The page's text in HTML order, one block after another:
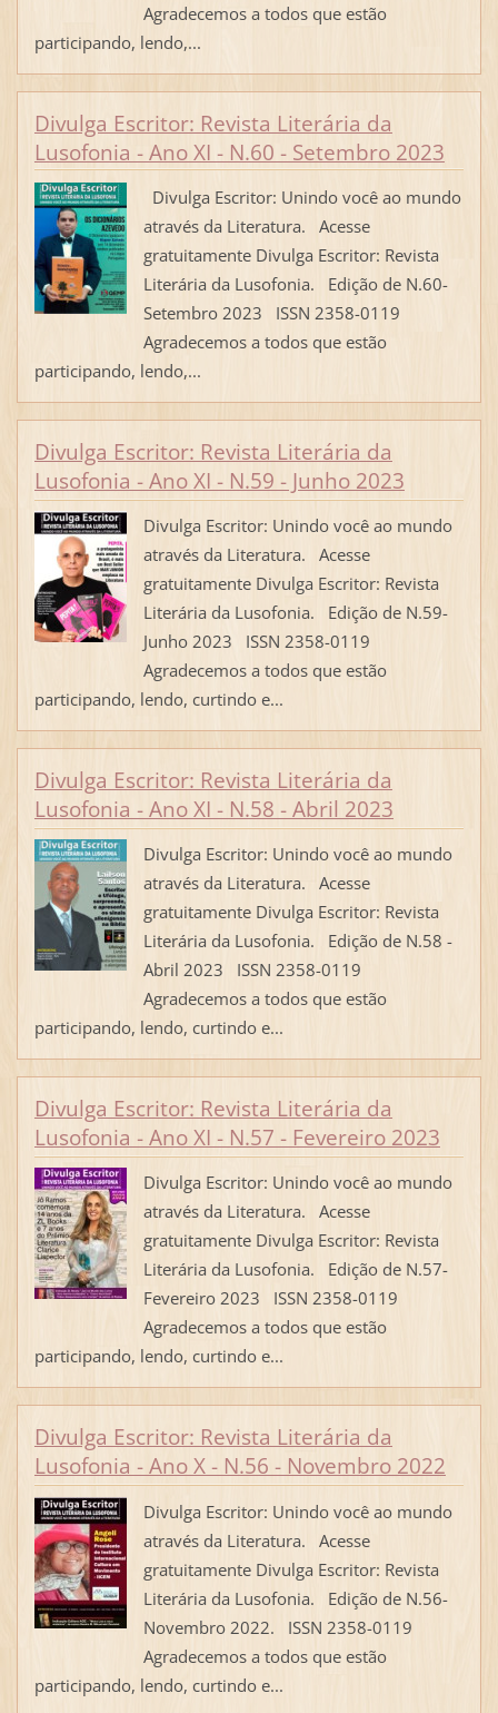
Agradecemos a todos que estão
participando, lendo,...
Divulga Escritor: Revista Literária da
Lusofonia - Ano XI - N.60 - Setembro 2023
Divulga Escritor: Unindo você ao mundo
através da Literatura. Acesse
gratuitamente Divulga Escritor: Revista
Literária da Lusofonia. Edição de N.60-
Setembro 2023 ISSN 2358-0119
Agradecemos a todos que estão
participando, lendo,...
Divulga Escritor: Revista Literária da
Lusofonia - Ano XI - N.59 - Junho 2023
Divulga Escritor: Unindo você ao mundo
através da Literatura. Acesse
gratuitamente Divulga Escritor: Revista
Literária da Lusofonia. Edição de N.59-
Junho 2023 ISSN 2358-0119
Agradecemos a todos que estão
participando, lendo, curtindo e...
Divulga Escritor: Revista Literária da
Lusofonia - Ano XI - N.58 - Abril 2023
Divulga Escritor: Unindo você ao mundo
através da Literatura. Acesse
gratuitamente Divulga Escritor: Revista
Literária da Lusofonia. Edição de N.58 -
Abril 2023 ISSN 2358-0119
Agradecemos a todos que estão
participando, lendo, curtindo e...
Divulga Escritor: Revista Literária da
Lusofonia - Ano XI - N.57 - Fevereiro 2023
Divulga Escritor: Unindo você ao mundo
através da Literatura. Acesse
gratuitamente Divulga Escritor: Revista
Literária da Lusofonia. Edição de N.57-
Fevereiro 2023 ISSN 2358-0119
Agradecemos a todos que estão
participando, lendo, curtindo e...
Divulga Escritor: Revista Literária da
Lusofonia - Ano X - N.56 - Novembro 2022
Divulga Escritor: Unindo você ao mundo
através da Literatura. Acesse
gratuitamente Divulga Escritor: Revista
Literária da Lusofonia. Edição de N.56-
Novembro 2022. ISSN 2358-0119
Agradecemos a todos que estão
participando, lendo, curtindo e...